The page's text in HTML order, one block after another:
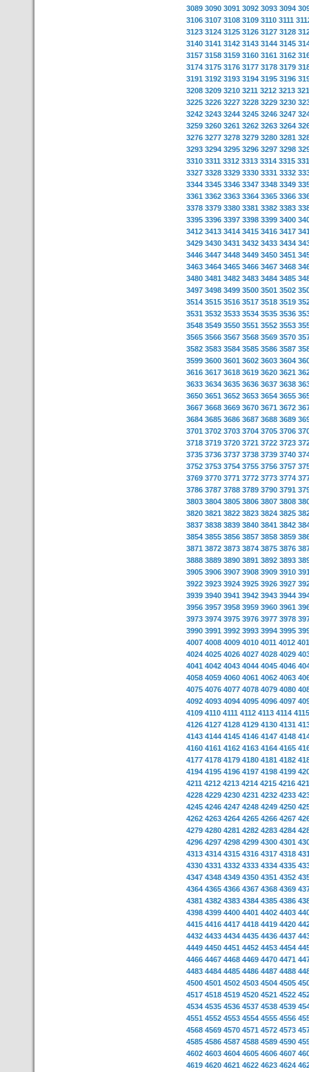
3089 3090 3091 3092 3093 3094
3106 3107 3108 3109 3110 3111
3123 3124 3125 3126 3127 3128
3140 3141 3142 3143 3144 3145
3157 3158 3159 3160 3161 3162
3174 3175 3176 3177 3178 3179
3191 3192 3193 3194 3195 3196
3208 3209 3210 3211 3212 3213
3225 3226 3227 3228 3229 3230
3242 3243 3244 3245 3246 3247
3259 3260 3261 3262 3263 3264
3276 3277 3278 3279 3280 3281
3293 3294 3295 3296 3297 3298
3310 3311 3312 3313 3314 3315
3327 3328 3329 3330 3331 3332
3344 3345 3346 3347 3348 3349
3361 3362 3363 3364 3365 3366
3378 3379 3380 3381 3382 3383
3395 3396 3397 3398 3399 3400
3412 3413 3414 3415 3416 3417
3429 3430 3431 3432 3433 3434
3446 3447 3448 3449 3450 3451
3463 3464 3465 3466 3467 3468
3480 3481 3482 3483 3484 3485
3497 3498 3499 3500 3501 3502
3514 3515 3516 3517 3518 3519
3531 3532 3533 3534 3535 3536
3548 3549 3550 3551 3552 3553
3565 3566 3567 3568 3569 3570
3582 3583 3584 3585 3586 3587
3599 3600 3601 3602 3603 3604
3616 3617 3618 3619 3620 3621
3633 3634 3635 3636 3637 3638
3650 3651 3652 3653 3654 3655
3667 3668 3669 3670 3671 3672
3684 3685 3686 3687 3688 3689
3701 3702 3703 3704 3705 3706
3718 3719 3720 3721 3722 3723
3735 3736 3737 3738 3739 3740
3752 3753 3754 3755 3756 3757
3769 3770 3771 3772 3773 3774
3786 3787 3788 3789 3790 3791
3803 3804 3805 3806 3807 3808
3820 3821 3822 3823 3824 3825
3837 3838 3839 3840 3841 3842
3854 3855 3856 3857 3858 3859
3871 3872 3873 3874 3875 3876
3888 3889 3890 3891 3892 3893
3905 3906 3907 3908 3909 3910
3922 3923 3924 3925 3926 3927
3939 3940 3941 3942 3943 3944
3956 3957 3958 3959 3960 3961
3973 3974 3975 3976 3977 3978
3990 3991 3992 3993 3994 3995
4007 4008 4009 4010 4011 4012
4024 4025 4026 4027 4028 4029
4041 4042 4043 4044 4045 4046
4058 4059 4060 4061 4062 4063
4075 4076 4077 4078 4079 4080
4092 4093 4094 4095 4096 4097
4109 4110 4111 4112 4113 4114 4115
4126 4127 4128 4129 4130 4131
4143 4144 4145 4146 4147 4148
4160 4161 4162 4163 4164 4165
4177 4178 4179 4180 4181 4182
4194 4195 4196 4197 4198 4199
4211 4212 4213 4214 4215 4216
4228 4229 4230 4231 4232 4233
4245 4246 4247 4248 4249 4250
4262 4263 4264 4265 4266 4267
4279 4280 4281 4282 4283 4284
4296 4297 4298 4299 4300 4301
4313 4314 4315 4316 4317 4318
4330 4331 4332 4333 4334 4335
4347 4348 4349 4350 4351 4352
4364 4365 4366 4367 4368 4369
4381 4382 4383 4384 4385 4386
4398 4399 4400 4401 4402 4403
4415 4416 4417 4418 4419 4420
4432 4433 4434 4435 4436 4437
4449 4450 4451 4452 4453 4454
4466 4467 4468 4469 4470 4471
4483 4484 4485 4486 4487 4488
4500 4501 4502 4503 4504 4505
4517 4518 4519 4520 4521 4522
4534 4535 4536 4537 4538 4539
4551 4552 4553 4554 4555 4556
4568 4569 4570 4571 4572 4573
4585 4586 4587 4588 4589 4590
4602 4603 4604 4605 4606 4607
4619 4620 4621 4622 4623 4624